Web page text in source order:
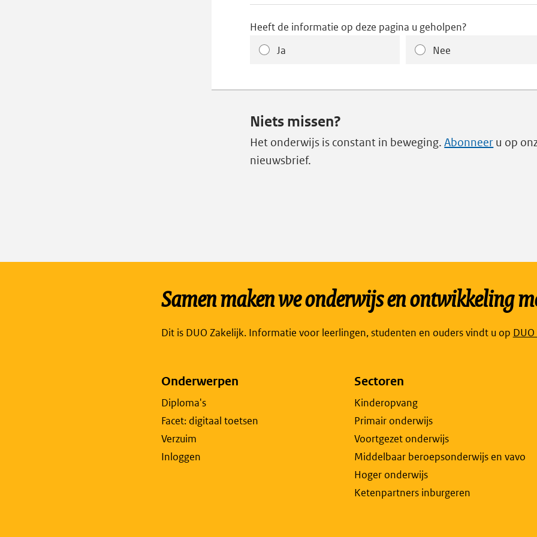
Heeft de informatie op deze pagina u geholpen?
Ja
Nee
Niets missen?
Het onderwijs is constant in beweging.Abonneer u op
nieuwsbrief.
Samen maken we onderwijs en ontwikkeling
Dit is DUO Zakelijk. Informatie voor leerlingen, studenten en ouders vindt u op Link
Onderwerpen
Diploma's
Facet: digitaal toetsen
Verzuim
Inloggen
Sectoren
Kinderopvang
Primair onderwijs
Voortgezet onderwijs
Middelbaar beroepsonderwijs en vavo
Hoger onderwijs
Ketenpartners inburgeren